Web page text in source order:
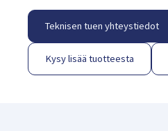
Teknisen tuen yhteystiedot
Kysy lisää tuotteesta